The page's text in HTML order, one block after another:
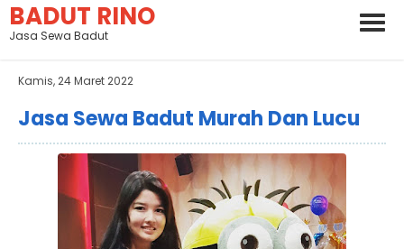
BADUT RINO
Jasa Sewa Badut
Kamis, 24 Maret 2022
Jasa Sewa Badut Murah Dan Lucu